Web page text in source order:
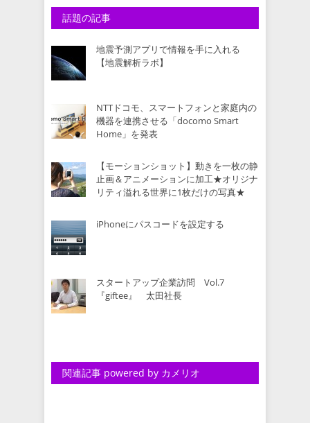
話題の記事
地震予測アプリで情報を手に入れる
【地震解析ラボ】
NTTドコモ、スマートフォンと家庭内の
機器を連携させる「docomo Smart
Home」を発表
【モーションショット】動きを一枚の静
止画＆アニメーションに加工★オリジナ
リティ溢れる世界に1枚だけの写真★
iPhoneにパスコードを設定する
スタートアップ企業訪問 Vol.7
『giftee』 太田社長
関連記事 powered by カメリオ